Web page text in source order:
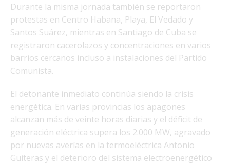
Durante la misma jornada también se reportaron
protestas en Centro Habana, Playa, El Vedado y
Santos Suárez, mientras en Santiago de Cuba se
registraron cacerolazos y concentraciones en varios
barrios cercanos incluso a instalaciones del Partido
Comunista.
El detonante inmediato continúa siendo la crisis
energética. En varias provincias los apagones
alcanzan más de veinte horas diarias y el déficit de
generación eléctrica supera los 2.000 MW, agravado
por nuevas averías en la termoeléctrica Antonio
Guiteras y el deterioro del sistema electroenergético